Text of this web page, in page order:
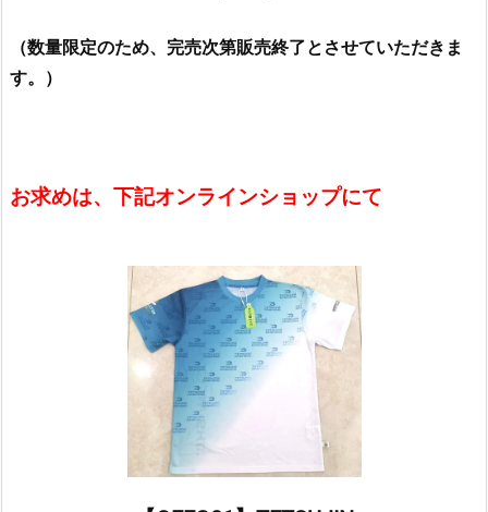
（数量限定のため、完売次第販売終了とさせていただきま
す。）
お求めは、下記オンラインショップにて